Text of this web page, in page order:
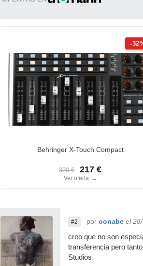
-
Behringer X-Touch Compact
320 € 217 €
Ver oferta →
#2 por oonabe el
creo que no son
transferencia pero
Studios